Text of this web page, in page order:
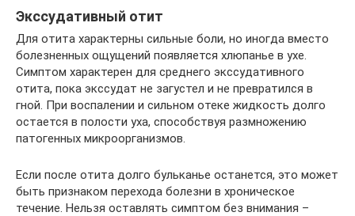
Экссудативный отит
Для отита характерны сильные боли, но иногда вместо
болезненных ощущений появляется хлюпанье в ухе.
Симптом характерен для среднего экссудативного
отита, пока экссудат не загустел и не превратился в
гной. При воспалении и сильном отеке жидкость долго
остается в полости уха, способствуя размножению
патогенных микроорганизмов.
Если после отита долго бульканье останется, это может
быть признаком перехода болезни в хроническое
течение. Нельзя оставлять симптом без внимания –